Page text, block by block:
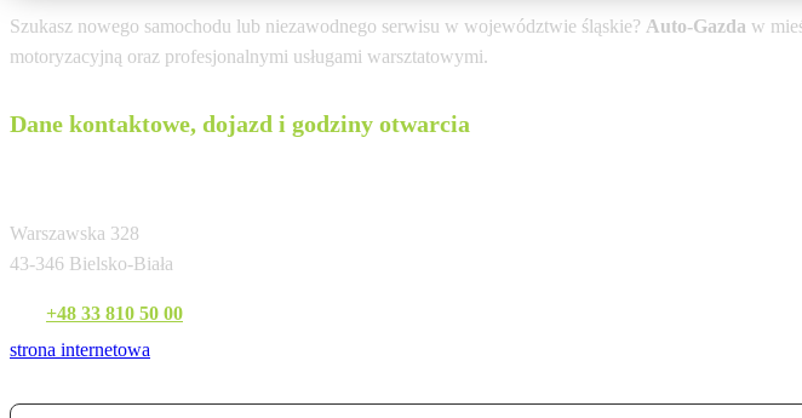
Szukasz nowego samochodu lub niezawodnego serwisu w województwie śląskie? Auto-Gazda w
motoryzacyjną oraz profesjonalnymi usługami warsztatowymi.
Dane kontaktowe, dojazd i godziny otwarcia
Warszawska 328
43-346 Bielsko-Biała
+48 33 810 50 00
strona internetowa